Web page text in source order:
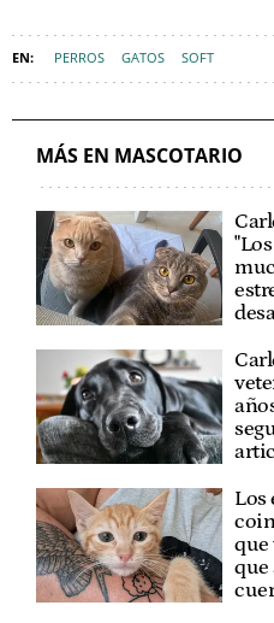
PERROS GATOS SOFT
MÁS EN MASCOTARIO
Los
que
que